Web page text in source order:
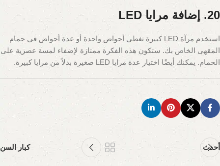
20. إضافة مرايا LED
استخدم مرآة LED كبيرة تغطي أحواض واحدة أو عدة أحواض في حمام
المقهى الخاص بك. ستكون هذه الفكرة ممتازة لإضفاء لمسة عصرية على
الحمام. يمكنك أيضًا اختيار عدة مرايا LED صغيرة بدلاً من مرايا كبيرة.
أحدث كبار السن